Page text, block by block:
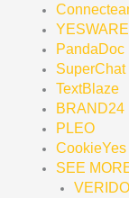
YESWARE
PandaDoc
SuperChat
TextBlaze
BRAND24
PLEO
CookieYes
SEE